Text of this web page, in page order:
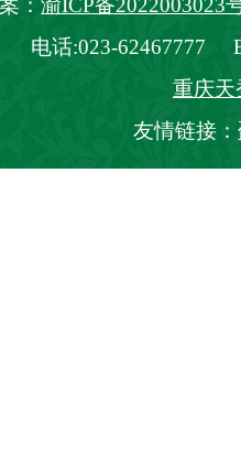
案：渝ICP备2022003023
电话:023-62467777
重庆天
友情链接：